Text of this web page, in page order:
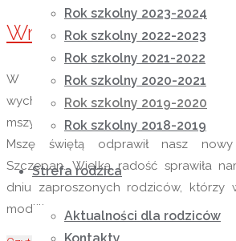
Rok szkolny 2023-2024
Rok szkolny 2022-2023
Rok szkolny 2021-2022
Rok szkolny 2020-2021
Rok szkolny 2019-2020
Rok szkolny 2018-2019
Strefa rodzica
Aktualności dla rodziców
Wrześniowa Msza
W piątkowe wrześniowe
wychowankowie i pracownicy
mszy świętej w kościele na
Mszę świętą odprawił nasz
Szczepan. Wielką radość sprawiła
dniu zaproszonych rodziców, którzy
modlili.